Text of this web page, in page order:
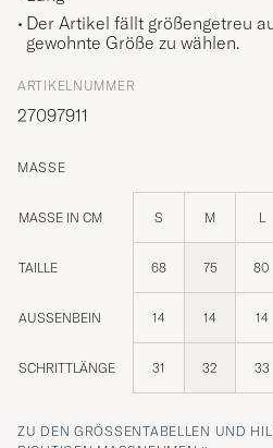
Der Artikel fällt größengetreu
gewohnte Größe zu wählen.
ARTIKELNUMMER
27097911
MASSE
MASSE IN CM S M L
TAILLE 68 75 80
AUSSENBEIN 14 14 14
SCHRITTLÄNGE 31 32 33
ZU DEN GRÖSSENTABELLEN UND